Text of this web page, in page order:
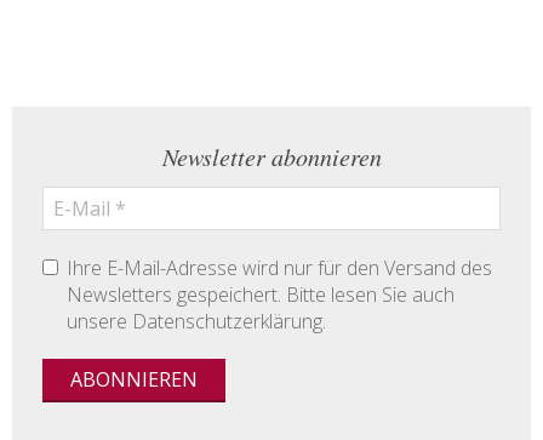
Newsletter abonnieren
Ihre E-Mail-Adresse wird nur für den Versand des
Newsletters gespeichert. Bitte lesen Sie auch
unsere Datenschutzerklärung.